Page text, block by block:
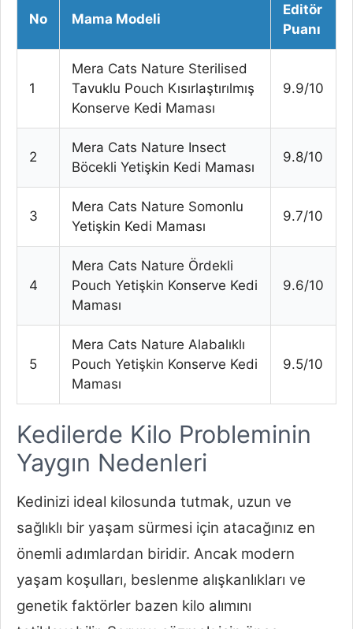
No Mama Modeli
Editör
Puanı
1
Mera Cats Nature Sterilised
Tavuklu Pouch Kısırlaştırılmış
Konserve Kedi Maması
9.9/10
2
Mera Cats Nature Insect
Böcekli Yetişkin Kedi Maması
9.8/10
3
Mera Cats Nature Somonlu
Yetişkin Kedi Maması
9.7/10
4
Mera Cats Nature Ördekli
Pouch Yetişkin Konserve Kedi
Maması
9.6/10
5
Mera Cats Nature Alabalıklı
Pouch Yetişkin Konserve Kedi
Maması
9.5/10
Kedilerde Kilo Probleminin
Yaygın Nedenleri
Kedinizi ideal kilosunda tutmak, uzun ve
sağlıklı bir yaşam sürmesi için atacağınız en
önemli adımlardan biridir. Ancak modern
yaşam koşulları, beslenme alışkanlıkları ve
genetik faktörler bazen kilo alımını